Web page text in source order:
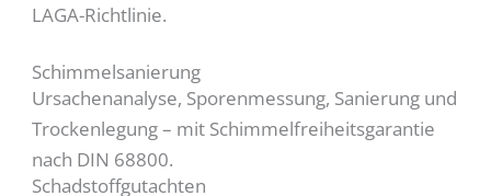
LAGA-Richtlinie.
Schimmelsanierung
Ursachenanalyse, Sporenmessung, Sanierung und
Trockenlegung – mit Schimmelfreiheitsgarantie
nach DIN 68800.
Schadstoffgutachten